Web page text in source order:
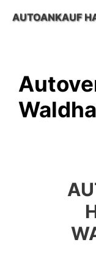
InhaltAUTOANKAUF